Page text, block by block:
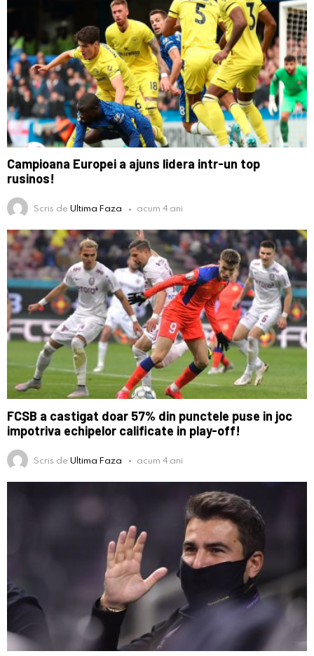
Campioana Europei a ajuns lidera intr-un top
rusinos!
Scris deUltima Faza acum 4 ani
FCSB a castigat doar 57% din punctele puse in joc
impotriva echipelor calificate in play-off!
Scris deUltima Faza acum 4 ani